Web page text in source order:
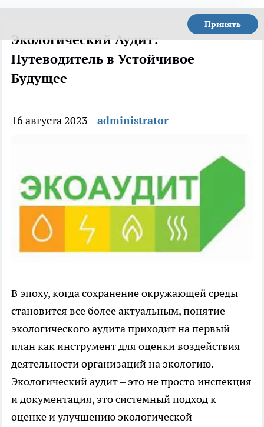
Принять
Экологический Аудит:
Путеводитель в Устойчивое
Будущее
16 августа 2023 administrator
В эпоху, когда сохранение окружающей среды
становится все более актуальным, понятие
экологического аудита приходит на первый
план как инструмент для оценки воздействия
деятельности организаций на экологию.
Экологический аудит – это не просто инспекция
и документация, это системный подход к
оценке и улучшению экологической